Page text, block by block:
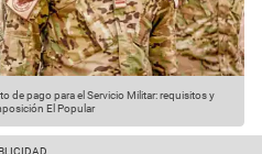
de pago para el Servicio Militar: requisitos y
El Popular